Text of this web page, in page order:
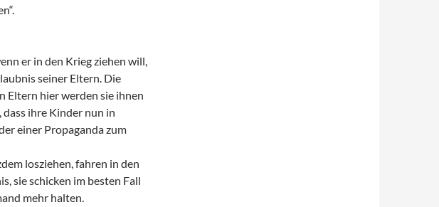
er in den Krieg ziehen will,
seiner Eltern. Die
Eltern hier werden sie ihnen
ihre Kinder nun in
einer Propaganda zum
losziehen, fahren in den
sie schicken im besten Fall
mehr halten.